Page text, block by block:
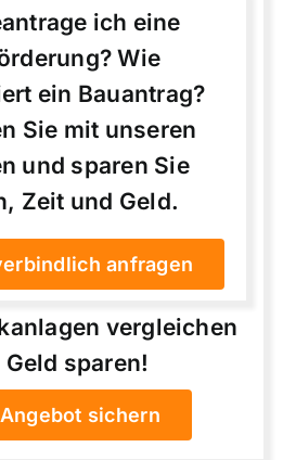
ich eine
Wie
ein Bauantrag?
Sie mit unseren
und sparen Sie
Zeit und Geld.
anfragen
vergleichen
Geld sparen!
sichern